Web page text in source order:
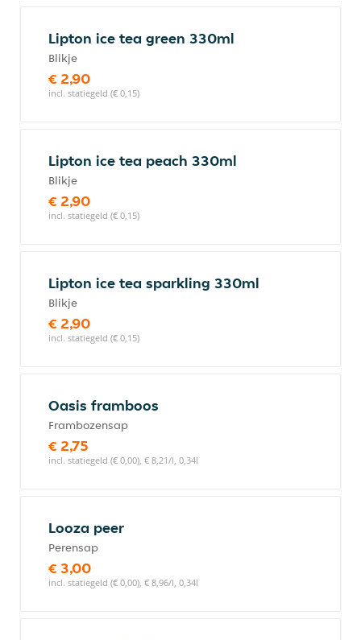
Lipton ice tea green 330ml
Blikje
€ 2,90
incl. statiegeld (€ 0,15)
Lipton ice tea peach 330ml
Blikje
€ 2,90
incl. statiegeld (€ 0,15)
Lipton ice tea sparkling 330ml
Blikje
€ 2,90
incl. statiegeld (€ 0,15)
Oasis framboos
Frambozensap
€ 2,75
incl. statiegeld (€ 0,00), € 8,21/l, 0,34l
Looza peer
Perensap
€ 3,00
incl. statiegeld (€ 0,00), € 8,96/l, 0,34l